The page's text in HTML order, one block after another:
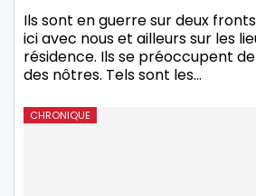
Ils sont en guerre sur deux
ici avec nous et ailleurs sur les
résidence. Ils se préoccupent
des nôtres. Tels sont les…
CHRONIQUE